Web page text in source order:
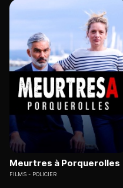
Meurtres à Porquerolles
FILMS POLICIER